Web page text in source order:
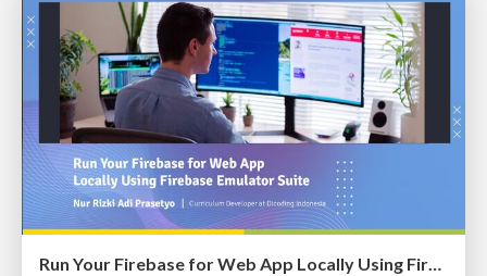
Run Your Firebase for Web App Locally Using Firebase Emulator Suite